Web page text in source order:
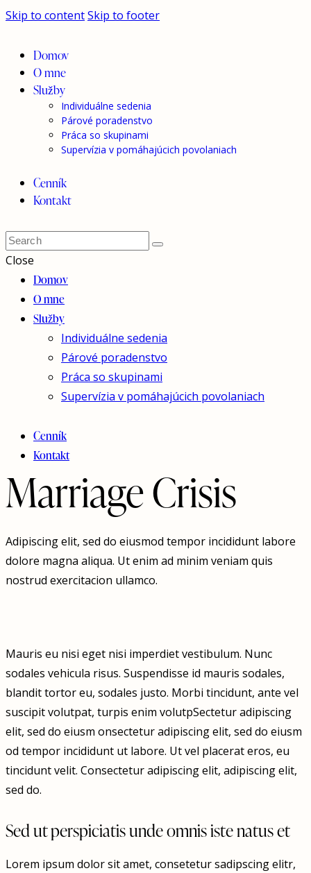
Skip to contentSkip to footer
Domov
O mne
Služby
Individuálne sedenia
Párové poradenstvo
Práca so skupinami
Supervízia v pomáhajúcich povolaniach
Cenník
Kontakt
Close
Domov
O mne
Služby
Individuálne sedenia
Párové poradenstvo
Práca so skupinami
Supervízia v pomáhajúcich povolaniach
Cenník
Kontakt
Marriage Crisis
Adipiscing elit, sed do eiusmod tempor incididunt labore
dolore magna aliqua. Ut enim ad minim veniam quis
nostrud exercitacion ullamco.
Mauris eu nisi eget nisi imperdiet vestibulum. Nunc
sodales vehicula risus. Suspendisse id mauris sodales,
blandit tortor eu, sodales justo. Morbi tincidunt, ante vel
suscipit volutpat, turpis enim volutpSectetur adipiscing
elit, sed do eiusm onsectetur adipiscing elit, sed do eiusm
od tempor incididunt ut labore. Ut vel placerat eros, eu
tincidunt velit. Consectetur adipiscing elit, adipiscing elit,
sed do.
Sed ut perspiciatis unde omnis iste natus et
Lorem ipsum dolor sit amet, consetetur sadipscing elitr,